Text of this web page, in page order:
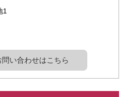
1
問い合わせはこちら